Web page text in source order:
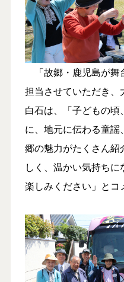
「故郷・鹿児島が舞
担当させていただき
白石は、「子どもの
に、地元に伝わる童
郷の魅力がたくさん
しく、温かい気持ち
楽しみください」とコ